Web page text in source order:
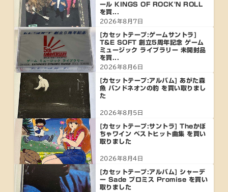
ール KINGS OF ROCK'N ROLL
を買...
2026年8月7日
[カセットテープ:ゲームサントラ]
T&E SOFT 創立5周年記念 ゲーム
ミュージック ライブラリー 未開封品
を買...
2026年8月6日
[カセットテープ:アルバム] あがた森
魚 バンドネオンの豹 を買い取りまし
た
2026年8月5日
[カセットテープ:サントラ] Theかぼ
ちゃワイン ベストヒット曲集 を買い
取りました
2026年8月4日
[カセットテープ:アルバム] シャーデ
ー Sade プロミス Promise を買い
取りました